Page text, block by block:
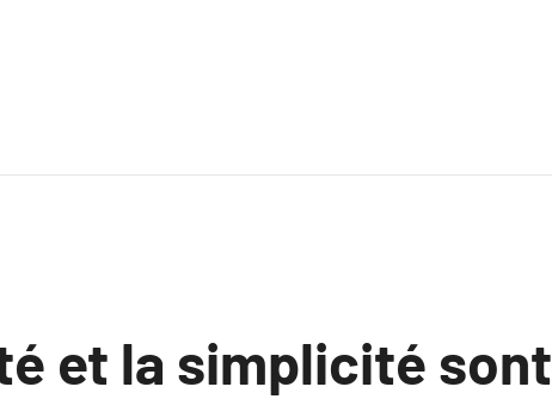
et la simplicité sont